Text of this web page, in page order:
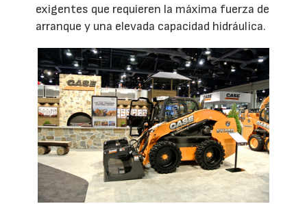
exigentes que requieren la máxima fuerza de
arranque y una elevada capacidad hidráulica.